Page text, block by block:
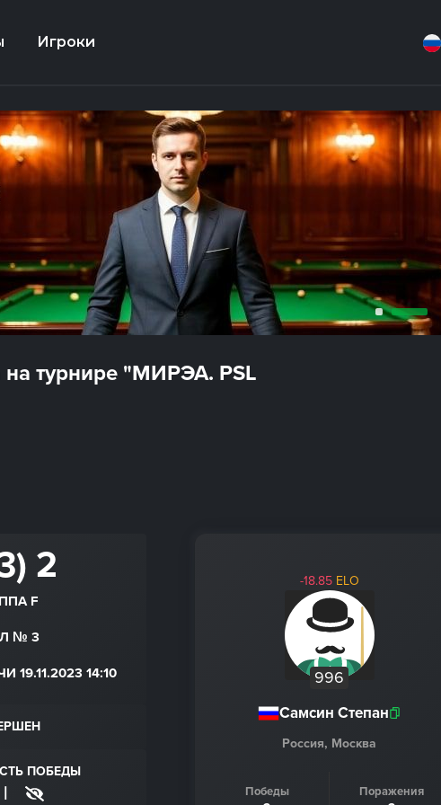
Игроки
турнире "МИРЭА. PSL
2
F
№ 3
19.11.2023 14:10
ПОБЕДЫ
|
-18.85 ELO
996
Самсин Степан
Россия, Москва
Победы Поражения